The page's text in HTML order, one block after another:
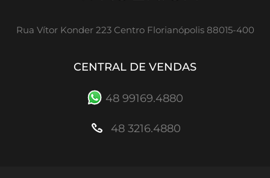
Rua Vítor Konder 223 Centro Florianópolis 88015-400
CENTRAL DE VENDAS
48 99169.4880
48 3216.4880